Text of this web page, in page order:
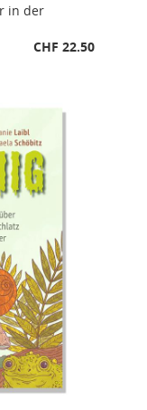
in der
CHF 22.50